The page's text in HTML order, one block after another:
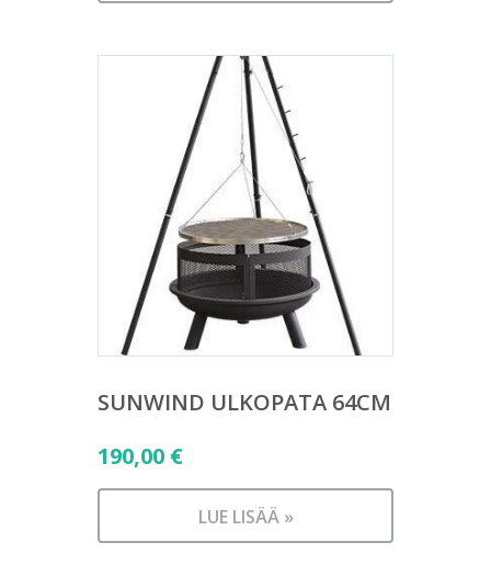
SUNWIND ULKOPATA 64CM
190,00 €
LUE LISÄÄ »